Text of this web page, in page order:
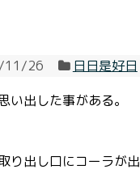
11/26
日日是好日
い出した事がある。
り出し口にコーラが出